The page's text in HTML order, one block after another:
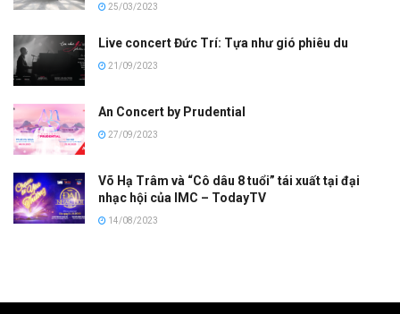
25/03/2023
Live concert Đức Trí: Tựa như gió phiêu du
21/09/2023
An Concert by Prudential
27/09/2023
Võ Hạ Trâm và “Cô dâu 8 tuổi” tái xuất tại đại
nhạc hội của IMC – TodayTV
14/08/2023